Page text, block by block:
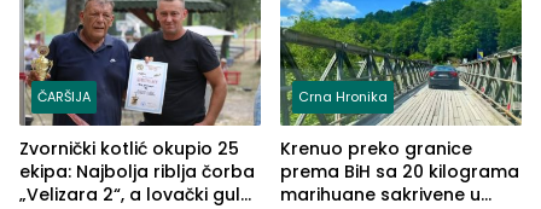
ČARŠIJA
Zvornički kotlić okupio 25
ekipa: Najbolja riblja čorba
„Velizara 2“, a lovački gulaš
Crna Hronika
Krenuo preko granice
prema BiH sa 20 kilograma
marihuane sakrivene u